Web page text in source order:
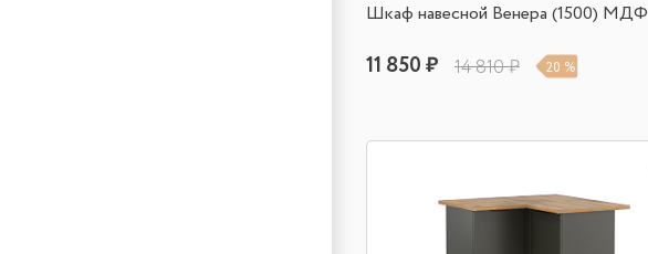
Шкаф навесной Венера (1500) МДФ
11 850 ₽ 14 810 ₽ 20 %